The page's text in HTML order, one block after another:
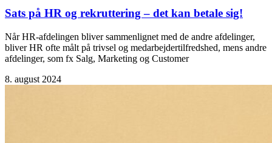
Sats på HR og rekruttering – det kan betale sig!
Når HR-afdelingen bliver sammenlignet med de andre afdelinger,
bliver HR ofte målt på trivsel og medarbejdertilfredshed, mens andre
afdelinger, som fx Salg, Marketing og Customer
8. august 2024